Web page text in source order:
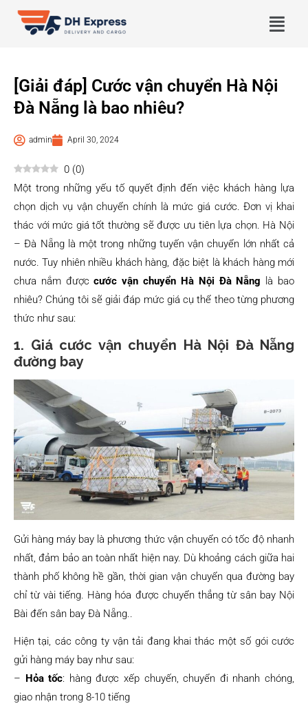
[Giải đáp] Cước vận chuyển Hà Nội
Đà Nẵng là bao nhiêu?
admin April 30, 2024
0 (0)
Một trong những yếu tố quyết định đến việc khách hàng lựa
chọn dịch vụ vận chuyển chính là mức giá cước. Đơn vị khai
thác với mức giá tốt thường sẽ được ưu tiên lựa chọn. Hà Nội
– Đà Nẵng là một trong những tuyến vận chuyển lớn nhất cả
nước. Tuy nhiên nhiều khách hàng, đặc biệt là khách hàng mới
chưa nắm đượccước vận chuyển Hà Nội Đà Nẵng là bao
nhiêu? Chúng tôi sẽ giải đáp mức giá cụ thể theo từng phương
thức như sau:
1. Giá cước vận chuyển Hà Nội Đà Nẵng
đường bay
Gửi hàng máy bay là phương thức vận chuyển có tốc độ nhanh
nhất, đảm bảo an toàn nhất hiện nay. Dù khoảng cách giữa hai
thành phố không hề gần, thời gian vận chuyển qua đường bay
chỉ từ vài tiếng. Hàng hóa được chuyển thẳng từ sân bay Nội
Bài đến sân bay Đà Nẵng..
Hiện tại, các công ty vận tải đang khai thác một số gói cước
gửi hàng máy bay như sau:
– Hỏa tốc: hàng được xếp chuyến, chuyển đi nhanh chóng,
giao nhận trong 8-10 tiếng